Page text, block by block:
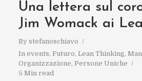
Una lettera sul
Jim Womack ai
By stefanoschiavo
In events, Futuro, Lean Thinking,
Organizzazione, Persone Uniche
5 Min read